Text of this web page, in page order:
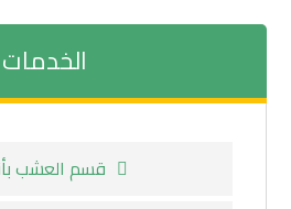
الخدمات
قسم العشب